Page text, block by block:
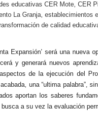
educativas CER Mote, CER
La Granja, establecimientos
de calidad
Expansión’ será una nueva
y generará nuevos
de la ejecución del
una “ultima palabra”,
aportan los saberes
a su vez la evaluación